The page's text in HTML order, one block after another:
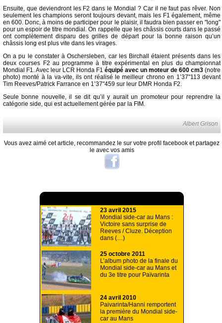
Ensuite, que deviendront les F2 dans le Mondial ? Car il ne faut pas rêver. Non
seulement les champions seront toujours devant, mais les F1 également, même
en 600. Donc, à moins de participer pour le plaisir, il faudra bien passer en "long"
pour un espoir de titre mondial. On rappelle que les châssis courts dans le passé
ont complètement disparu des grilles de départ pour la bonne raison qu’un
châssis long est plus vite dans les virages.
On a pu le constater à Oschersleben, car les Birchall étaient présents dans les
deux courses F2 au programme à titre expérimental en plus du championnat
Mondial F1. Avec leur LCR Honda F1équipé avec un moteur de 600 cm3 (notre
photo) monté à la va-vite, ils ont réalisé le meilleur chrono en 1’37"113 devant
Tim Reeves/Patrick Farrance en 1’37"459 sur leur DMR Honda F2.
Seule bonne nouvelle, il se dit qu’il y aurait un promoteur pour reprendre la
catégorie side, qui est actuellement gérée par la FIM.
Albert Grison
Vous avez aimé cet article, recommandez le sur votre profil facebook et partagez
le avec vos amis
23 avril 2015
Mondial side-car au Mans :
Victoire sans surprise de
Reeves / Cluze. Déception
dans (…)
25 octobre 2011
L’album photo de la finale du
Mondial side-car au Mans et
du 3e titre pour Païvarinta
24 avril 2010
Paivarinta/Hanni remportent
la première du Mondial side-
car au Mans